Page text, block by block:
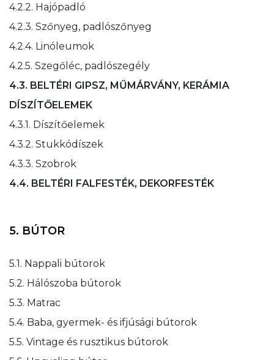
4.2.2. Hajópadló
4.2.3. Szőnyeg, padlószőnyeg
4.2.4. Linóleumok
4.2.5. Szegőléc, padlószegély
4.3. BELTÉRI GIPSZ, MŰMÁRVÁNY, KERÁMIA
DÍSZÍTŐELEMEK
4.3.1. Díszítőelemek
4.3.2. Stukkódíszek
4.3.3. Szobrok
4.4. BELTÉRI FALFESTÉK, DEKORFESTÉK
5. BÚTOR
5.1. Nappali bútorok
5.2. Hálószoba bútorok
5.3. Matrac
5.4. Baba, gyermek- és ifjúsági bútorok
5.5. Vintage és rusztikus bútorok